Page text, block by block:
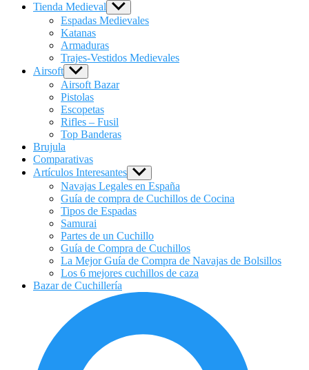
Tienda Medieval Show
sub
menu
Espadas Medievales
Katanas
Armaduras
Trajes-Vestidos Medievales
Airsoft Show
sub
menu
Airsoft Bazar
Pistolas
Escopetas
Rifles – Fusil
Top Banderas
Brujula
Comparativas
Artículos Interesantes Show
sub
menu
Navajas Legales en España
Guía de compra de Cuchillos de Cocina
Tipos de Espadas
Samurai
Partes de un Cuchillo
Guía de Compra de Cuchillos
La Mejor Guía de Compra de Navajas de Bolsillos
Los 6 mejores cuchillos de caza
Bazar de Cuchillería